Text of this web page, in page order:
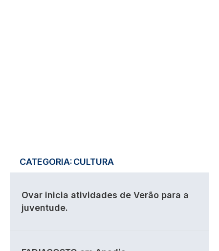
CATEGORIA:CULTURA
Ovar inicia atividades de Verão para a
juventude.